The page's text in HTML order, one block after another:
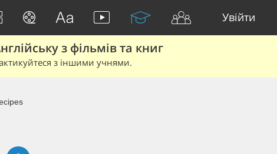
Увійти
з фільмів та книг
з іншими учнями.